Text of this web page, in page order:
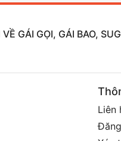
GÁI GỌI, GÁI BAO,
Liên